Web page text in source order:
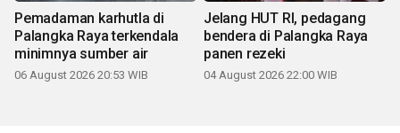
Pemadaman karhutla di
Palangka Raya terkendala
minimnya sumber air
06 August 2026 20:53 WIB
Jelang HUT RI, pedagang
bendera di Palangka Raya
panen rezeki
04 August 2026 22:00 WIB